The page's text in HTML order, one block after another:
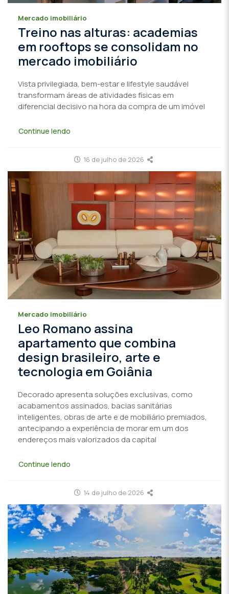
Mercado imobiliário
Treino nas alturas: academias
em rooftops se consolidam no
mercado imobiliário
Vista privilegiada, bem-estar e lifestyle saudável
transformam áreas de atividades físicas em
diferencial decisivo na hora da compra de um imóvel
Continue lendo
16 de julho de 2026
Mercado imobiliário
Leo Romano assina
apartamento que combina
design brasileiro, arte e
tecnologia em Goiânia
Decorado apresenta soluções exclusivas, como
acabamentos assinados, bacias sanitárias
inteligentes, obras de arte e de mobiliário premiados,
antecipando a experiência de morar em um dos
endereços mais valorizados da capital
Continue lendo
14 de julho de 2026